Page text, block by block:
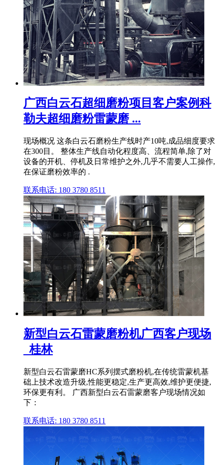
广西白云石超细磨粉项目客户案例科
勒夫超细磨粉雷蒙磨 ...
现场概况 这条白云石磨粉生产线时产10吨,成品细度要求
在300目。 整体生产线自动化程度高、流程简单,除了对
设备的开机、停机及日常维护之外,几乎不需要人工操作,
在保证磨粉效率的 .
联系电话: 180 3780 8511
新型白云石雷蒙磨粉机广西客户现场
_桂林
新型白云石雷蒙磨HC系列摆式磨粉机,在传统雷蒙机基
础上技术改造升级,性能更稳定,生产更高效,维护更便捷,
环保更有利。 广西新型白云石雷蒙磨客户现场情况如
下：
联系电话: 180 3780 8511